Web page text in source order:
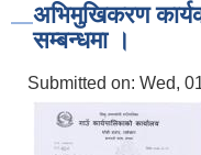
अभिमुखिकरण
सम्बन्धमा ।
Submitted on: Wed,